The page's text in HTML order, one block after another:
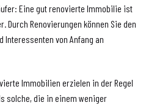
Eine gut renovierte Immobilie ist
Durch Renovierungen können Sie den
von Anfang an
Immobilien erzielen in der Regel
solche, die in einem weniger